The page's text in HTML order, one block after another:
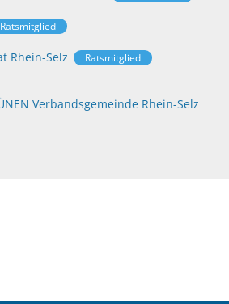
Ratsmitglied
Rhein-Selz Ratsmitglied
Verbandsgemeinde Rhein-Selz